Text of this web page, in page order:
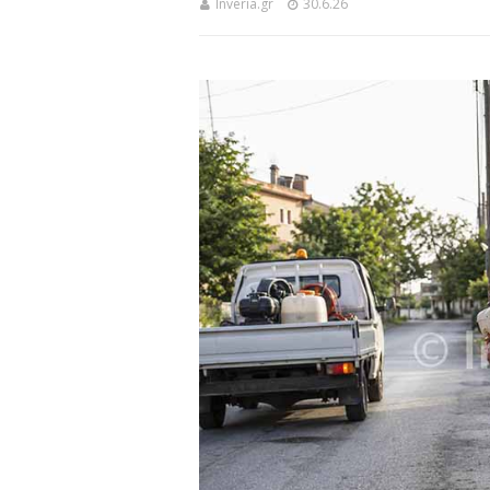
Inveria.gr 30.6.26